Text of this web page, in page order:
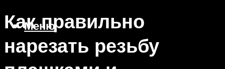
Меню
Как правильно
нарезать резьбу